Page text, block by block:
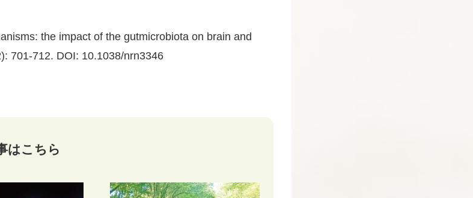
the impact of the gutmicrobiota on brain and
701-712. DOI: 10.1038/nrn3346
はこちら